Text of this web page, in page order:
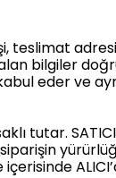
teslimat
bilgiler
eder ve
tutar.